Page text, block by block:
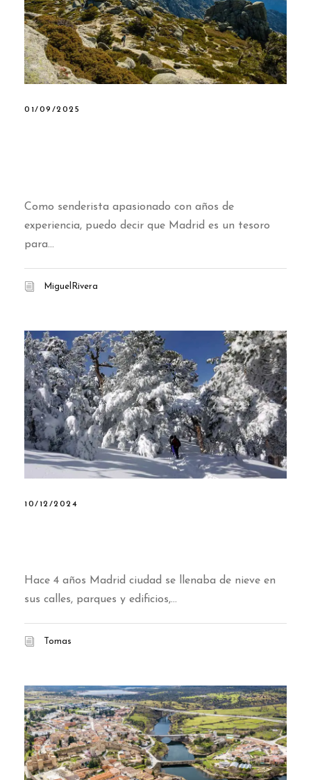
01/09/2025
Como senderista apasionado con años de
experiencia, puedo decir que Madrid es un tesoro
para...
MiguelRivera
10/12/2024
Hace 4 años Madrid ciudad se llenaba de nieve en
sus calles, parques y edificios,...
Tomas